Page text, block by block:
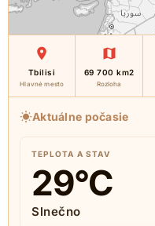
Tbilisi
Hlavné mesto
69 700 km2
Rozloha
Aktuálne počasie
TEPLOTA A STAV
29°C
Slnečno